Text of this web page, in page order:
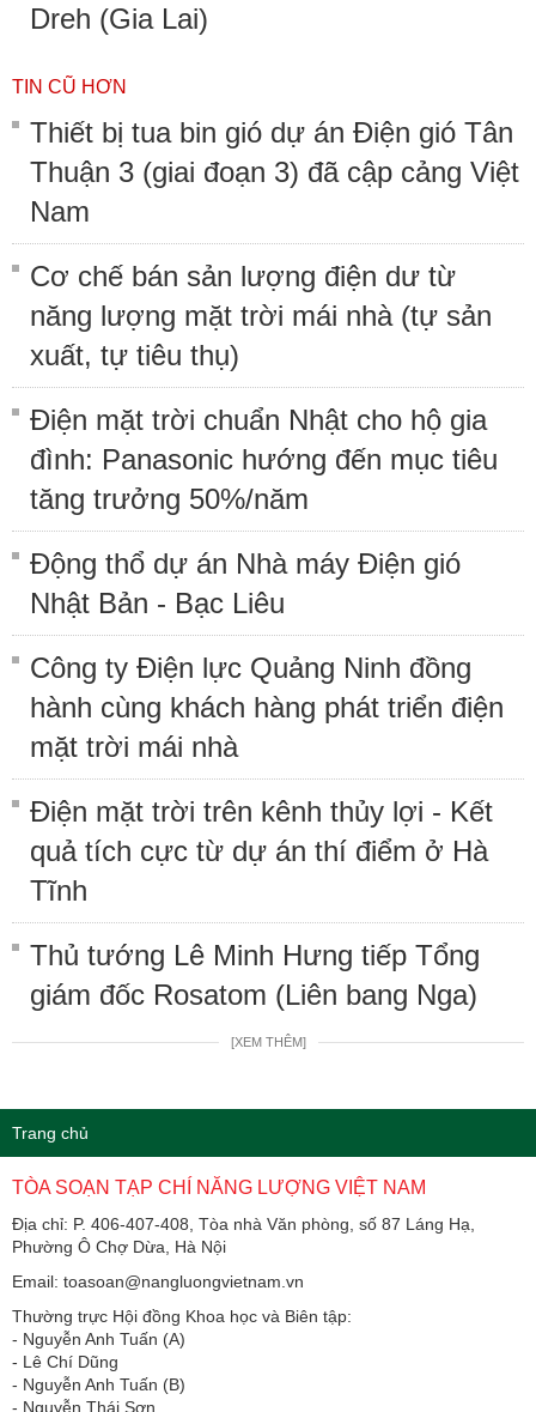
Dreh (Gia Lai)
TIN CŨ HƠN
Thiết bị tua bin gió dự án Điện gió Tân
Thuận 3 (giai đoạn 3) đã cập cảng Việt
Nam
Cơ chế bán sản lượng điện dư từ
năng lượng mặt trời mái nhà (tự sản
xuất, tự tiêu thụ)
Điện mặt trời chuẩn Nhật cho hộ gia
đình: Panasonic hướng đến mục tiêu
tăng trưởng 50%/năm
Động thổ dự án Nhà máy Điện gió
Nhật Bản - Bạc Liêu
Công ty Điện lực Quảng Ninh đồng
hành cùng khách hàng phát triển điện
mặt trời mái nhà
Điện mặt trời trên kênh thủy lợi - Kết
quả tích cực từ dự án thí điểm ở Hà
Tĩnh
Thủ tướng Lê Minh Hưng tiếp Tổng
giám đốc Rosatom (Liên bang Nga)
[XEM THÊM]
Trang chủ
TÒA SOẠN TẠP CHÍ NĂNG LƯỢNG VIỆT NAM
Địa chỉ: P. 406-407-408, Tòa nhà Văn phòng, số 87 Láng Hạ,
Phường Ô Chợ Dừa, Hà Nội
Email: toasoan@nangluongvietnam.vn
Thường trực Hội đồng Khoa học và Biên tập:
​​​​​​- Nguyễn Anh Tuấn (A)
- Lê Chí Dũng
- Nguyễn Anh Tuấn (B)
- Nguyễn Thái Sơn